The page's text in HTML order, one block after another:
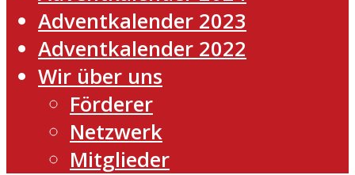
Adventkalender 2023
Adventkalender 2022
Wir über uns
Förderer
Netzwerk
Mitglieder